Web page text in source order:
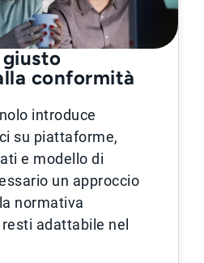
conformità
introduce
su piattaforme,
e modello di
un approccio
normativa
adattabile nel